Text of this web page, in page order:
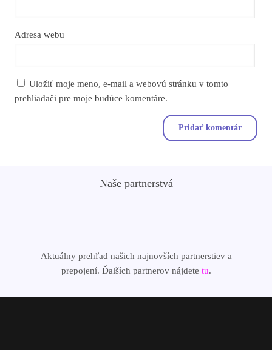
Adresa webu
Uložiť moje meno, e-mail a webovú stránku v tomto
prehliadači pre moje budúce komentáre.
Naše partnerstvá
Aktuálny prehľad našich najnovších partnerstiev a
prepojení. Ďalších partnerov nájdete tu.